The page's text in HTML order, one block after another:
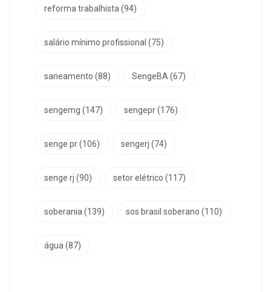
reforma trabalhista (94)
salário mínimo profissional (75)
saneamento (88) SengeBA (67)
sengemg (147) sengepr(176)
senge pr(106) sengerj (74)
senge rj (90) setor elétrico (117)
soberania (139) sos brasil soberano (110)
água (87)